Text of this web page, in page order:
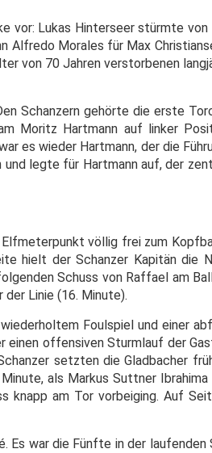
vor: Lukas Hinterseer stürmte von
Alfredo Morales für Max
von 70 Jahren verstorbenen
Schanzern gehörte die erste
Moritz Hartmann auf linker
es wieder Hartmann, der die
legte für Hartmann auf, der
völlig frei zum
hielt der Schanzer Kapitän die
Schuss von Raffael am
Linie (16. Minute).
Foulspiel und einer
einen offensiven Sturmlauf der
setzten die Gladbacher
als Markus Suttner Ibrahima
knapp am Tor vorbeiging. Auf
Es war die Fünfte in der laufenden